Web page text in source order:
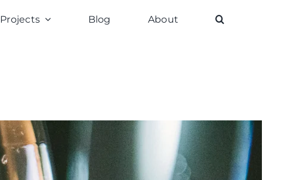
Projects Blog About